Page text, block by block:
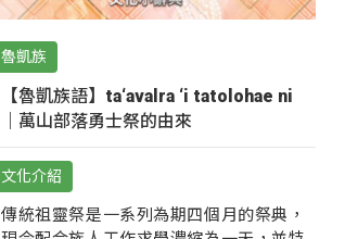
魯凱族
【魯凱族語】ta‘avalra ‘i tatolohae ni
｜萬山部落勇士祭的由來
文化介紹
傳統祖靈祭是一系列為期四個月的祭典，